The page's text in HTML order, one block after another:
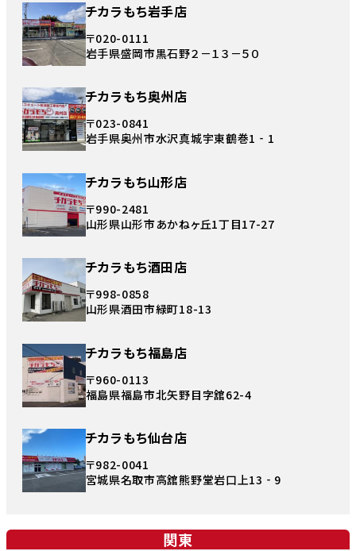
チカラもち岩手店
〒020-0111
岩手県盛岡市黒石野２－１３－５０
チカラもち奥州店
〒023-0841
岩手県奥州市水沢真城宇東鶴巻1‐1
チカラもち山形店
〒990-2481
山形県山形市あかねヶ丘1丁目17-27
チカラもち酒田店
〒998-0858
山形県酒田市緑町18-13
チカラもち福島店
〒960-0113
福島県福島市北矢野目字舘62-4
チカラもち仙台店
〒982-0041
宮城県名取市高舘熊野堂岩口上13‐9
関東